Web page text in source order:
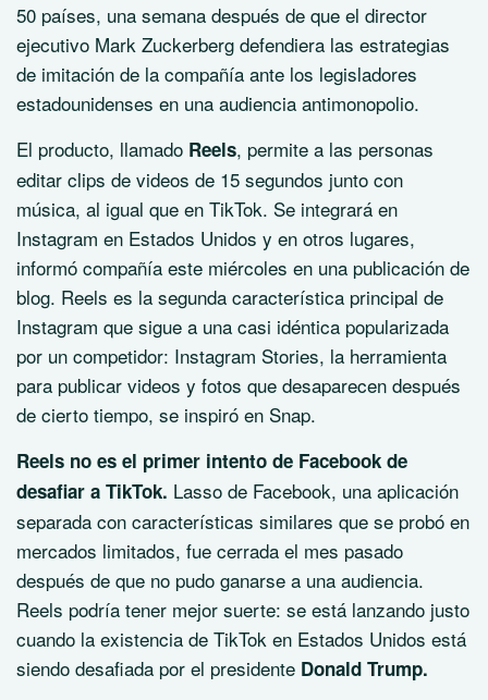
50 países, una semana después de que el director
ejecutivo Mark Zuckerberg defendiera las estrategias
de imitación de la compañía ante los legisladores
estadounidenses en una audiencia antimonopolio.
El producto, llamado Reels, permite a las personas
editar clips de videos de 15 segundos junto con
música, al igual que en TikTok. Se integrará en
Instagram en Estados Unidos y en otros lugares,
informó compañía este miércoles en una publicación de
blog. Reels es la segunda característica principal de
Instagram que sigue a una casi idéntica popularizada
por un competidor: Instagram Stories, la herramienta
para publicar videos y fotos que desaparecen después
de cierto tiempo, se inspiró en Snap.
Reels no es el primer intento de Facebook de
desafiar a TikTok. Lasso de Facebook, una aplicación
separada con características similares que se probó en
mercados limitados, fue cerrada el mes pasado
después de que no pudo ganarse a una audiencia.
Reels podría tener mejor suerte: se está lanzando justo
cuando la existencia de TikTok en Estados Unidos está
siendo desafiada por el presidente Donald Trump.